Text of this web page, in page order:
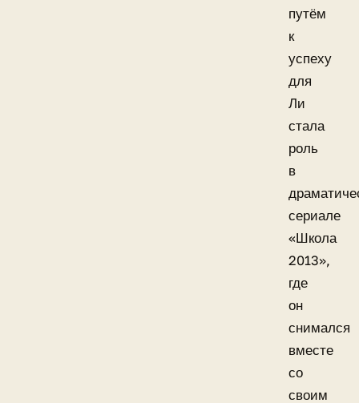
путём
к
успеху
для
Ли
стала
роль
в
сериале
«Школа
2013»,
где
он
снимался
вместе
со
своим